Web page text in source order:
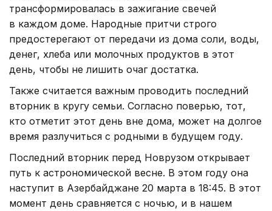
трансформировалась в зажигание свечей
в каждом доме. Народные притчи строго
предостерегают от передачи из дома соли, воды,
денег, хлеба или молочных продуктов в этот
день, чтобы не лишить очаг достатка.
Также считается важным проводить последний
вторник в кругу семьи. Согласно поверью, тот,
кто отметит этот день вне дома, может на долгое
время разлучиться с родными в будущем году.
Последний вторник перед Новрузом открывает
путь к астрономической весне. В этом году она
наступит в Азербайджане 20 марта в 18:45. В этот
момент день сравняется с ночью, и в нашем